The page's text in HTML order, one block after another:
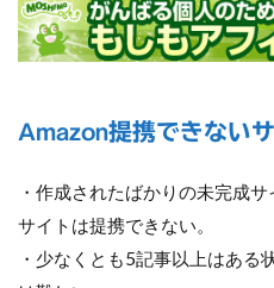
Amazon提携できない
・作成されたばかりの未完成
サイトは提携できない。
・少なくとも5記事以上はある